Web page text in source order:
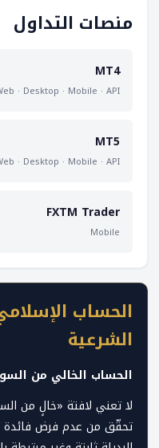
منصات التداول
MT4
· Desktop · Mobile · API
MT5
· Desktop · Mobile · API
FXTM Trader
Mobile
الحساب
الشرعية
الحساب الخالي من
لا تعني لافتة «خالٍ من
تحقّق من عدم فرض فائدة